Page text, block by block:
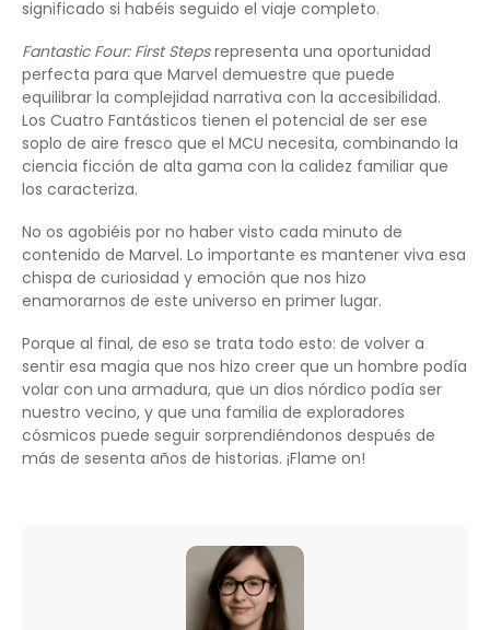
significado si habéis seguido el viaje completo.
Fantastic Four: First Stepsrepresenta una oportunidad
perfecta para que Marvel demuestre que puede
equilibrar la complejidad narrativa con la accesibilidad.
Los Cuatro Fantásticos tienen el potencial de ser ese
soplo de aire fresco que el MCU necesita, combinando la
ciencia ficción de alta gama con la calidez familiar que
los caracteriza.
No os agobiéis por no haber visto cada minuto de
contenido de Marvel. Lo importante es mantener viva esa
chispa de curiosidad y emoción que nos hizo
enamorarnos de este universo en primer lugar.
Porque al final, de eso se trata todo esto: de volver a
sentir esa magia que nos hizo creer que un hombre podía
volar con una armadura, que un dios nórdico podía ser
nuestro vecino, y que una familia de exploradores
cósmicos puede seguir sorprendiéndonos después de
más de sesenta años de historias. ¡Flame on!